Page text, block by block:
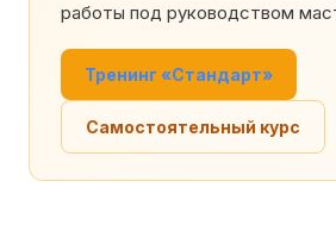
работы под руководством
Тренинг «Стандарт»
Самостоятельный курс